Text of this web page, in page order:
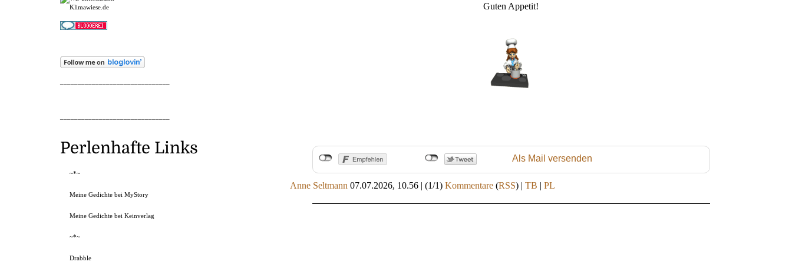
Guten Appetit!
Als Mail versenden
Anne Seltmann 07.07.2026, 10.56 | (1/1) Kommentare (RSS) | TB | PL
Perlenhafte Links
~*~
Meine Gedichte bei MyStory
Meine Gedichte bei Keinverlag
~*~
Drabble